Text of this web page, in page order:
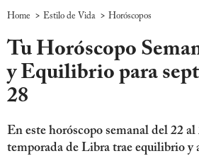
Home > Estilo de Vida > Horóscopos
Tu Horóscopo
y Equilibrio para
28
En este horóscopo semanal del 22
temporada de Libra trae equilibrio y